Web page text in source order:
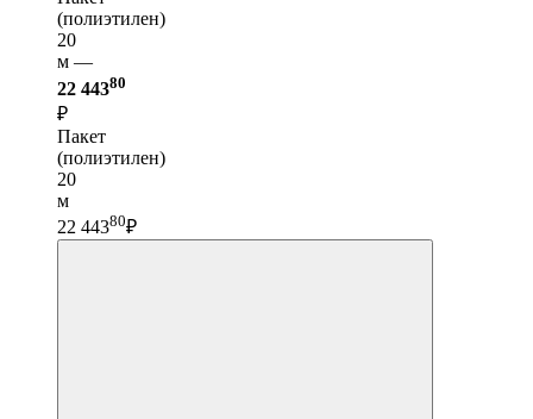
(полиэтилен)
20
м —
22 44380
₽
Пакет
(полиэтилен)
20
м
22 44380₽